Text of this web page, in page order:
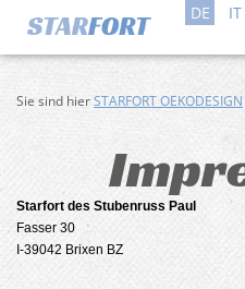
DE IT
Sie sind hierSTARFORT OEKODESIGN
Starfort des Stubenruss Paul
Fasser 30
I-39042 Brixen BZ